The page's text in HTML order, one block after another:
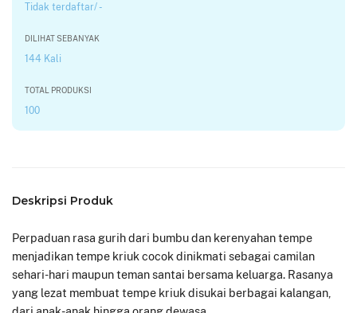
Tidak terdaftar/ -
DILIHAT SEBANYAK
144 Kali
TOTAL PRODUKSI
100
Deskripsi Produk
Perpaduan rasa gurih dari bumbu dan kerenyahan tempe
menjadikan tempe kriuk cocok dinikmati sebagai camilan
sehari-hari maupun teman santai bersama keluarga. Rasanya
yang lezat membuat tempe kriuk disukai berbagai kalangan,